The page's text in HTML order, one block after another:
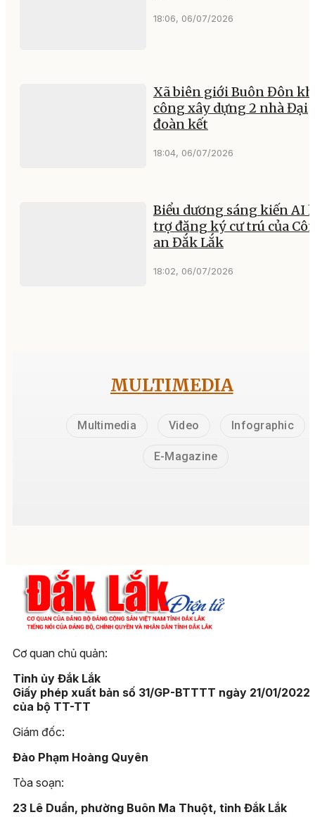
18:06, 06/07/2026
Xã biên giới Buôn Đôn
công xây dựng 2 nhà Đại
đoàn kết
18:04, 06/07/2026
Biểu dương sáng kiến AI
trợ đăng ký cư trú của
an Đắk Lắk
18:02, 06/07/2026
MULTIMEDIA
Multimedia Video Infographic
E-Magazine
Cơ quan chủ quản:
Tỉnh ủy Đắk Lắk
Giấy phép xuất bản số 31/GP-BTTTT ngày 21/01/2022
của bộ TT-TT
Giám đốc:
Đào Phạm Hoàng Quyên
Tòa soạn:
23 Lê Duẩn, phường Buôn Ma Thuột, tỉnh Đắk Lắk